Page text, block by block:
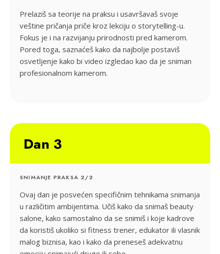
Prelaziš sa teorije na praksu i usavršavaš svoje
veštine pričanja priče kroz lekciju o storytelling-u.
Fokus je i na razvijanju prirodnosti pred kamerom.
Pored toga, saznaćeš kako da najbolje postaviš
osvetljenje kako bi video izgledao kao da je sniman
profesionalnom kamerom.
Dan 3
SNIMANJE PRAKSA 2/2
Ovaj dan je posvećen specifičnim tehnikama snimanja
u različitim ambijentima. Učiš kako da snimaš beauty
salone, kako samostalno da se snimiš i koje kadrove
da koristiš ukoliko si fitness trener, edukator ili vlasnik
malog biznisa, kao i kako da preneseš adekvatnu